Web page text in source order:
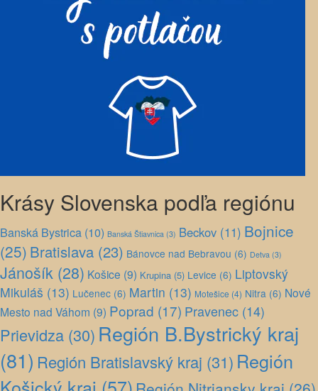
Krásy Slovenska podľa regiónu
Banská Bystrica (10) Banská Štiavnica (3) Beckov (11) Bojnice
(25) Bratislava (23) Bánovce nad Bebravou (6) Detva (3)
Jánošík (28) Košice (9) Krupina (5) Levice (6) Liptovský
Mikuláš (13) Lučenec (6) Martin (13) Motešice (4) Nitra (6) Nové
Mesto nad Váhom (9) Poprad (17) Pravenec (14)
Prievidza (30) Región B.Bystrický kraj
(81) Región Bratislavský kraj (31) Región